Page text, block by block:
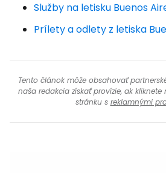
Služby na letisku Buenos
Prílety a odlety z letiska
Tento článok môže obsahovať
naša redakcia získať provízie, ak kliknete
stránku s reklamnými